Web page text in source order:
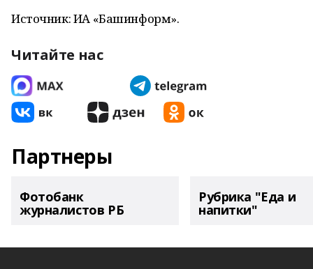
Источник: ИА «Башинформ».
Читайте нас
Партнеры
Фотобанк
журналистов РБ
Рубрика "Еда и
напитки"